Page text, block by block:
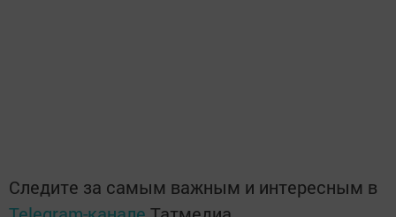
Следите за самым важным и интересным в